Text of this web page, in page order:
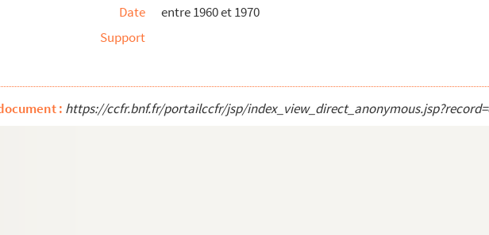
Jean-Pierre Marielle
Christian Marin
Marin et ?
Date
entre 1960 et 1970
Support
: https://ccfr.bnf.fr/portailccfr/jsp/